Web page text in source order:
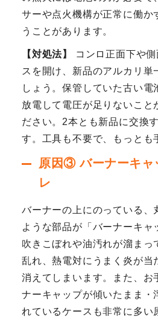
サーや点火機構が正常に働か
うことがあります。
【対処法】
コンロ正面下や
スを開け、新品のアルカリ単
しょう。保管していた古い電
放電して電圧が足りないこと
ださい。2本とも新品に交換
す。工具も不要で、もっとも
原因③ バーナーキャ
レ
バーナーの上にのっている、
ような部品が「バーナーキャ
吹きこぼれや油汚れが溜まっ
乱れ、熱電対にうまく炎が当
消えてしまいます。また、お
ナーキャップが傾いたまま・
れているケースも非常に多い